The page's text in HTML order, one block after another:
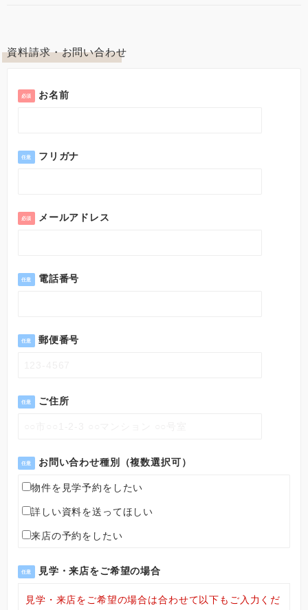
資料請求・お問い合わせ
必須 お名前
任意 フリガナ
必須 メールアドレス
任意 電話番号
任意 郵便番号
任意 ご住所
任意 お問い合わせ種別（複数選択可）
物件を見学予約をしたい
詳しい資料を送ってほしい
来店の予約をしたい
任意 見学・来店をご希望の場合
見学・来店をご希望の場合は合わせて以下もご入力くだ